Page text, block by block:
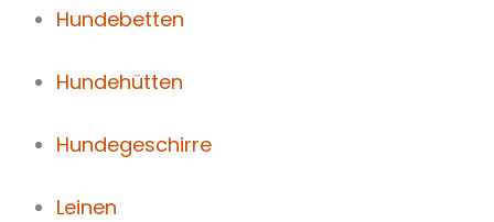
Hundebetten
Hundehütten
Hundegeschirre
Leinen